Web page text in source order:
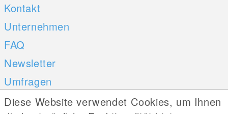
Kontakt
Unternehmen
FAQ
Newsletter
Umfragen
Diese Website verwendet Cookies, um Ihnen